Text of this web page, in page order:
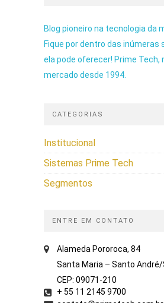
Blog pioneiro na tecnologia da
Fique por dentro das inúmeras
ela pode oferecer! Prime Tech,
mercado desde 1994.
CATEGORIAS
Institucional
Sistemas Prime Tech
Segmentos
ENTRE EM CONTATO
Alameda Pororoca, 84
Santa Maria – Santo André/
CEP: 09071-210
+ 55 11 2145 9700